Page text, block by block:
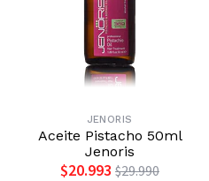
JENORIS
Aceite Pistacho 50ml
Jenoris
$20.993 $29.990